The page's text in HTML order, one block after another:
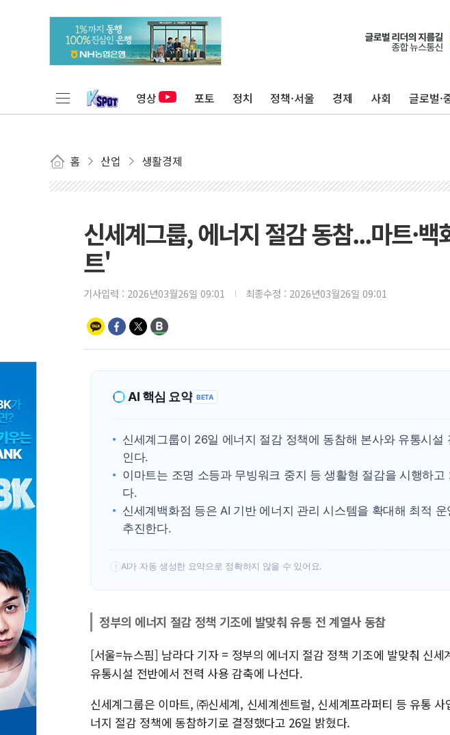
영상 포토 정치 정책·서울 경제 사회 글로벌·
홈 산업 생활경제
신세계그룹, 에너지 절감 동참...마트·
트'
기사입력 : 2026년03월26일 09:01 최종수정 : 2026년03월26일 09:01
AI 핵심 요약 BETA
신세계그룹이 26일 에너지 절감 정책에 동참해 본사와 유통시설
인다.
이마트는 조명 소등과 무빙워크 중지 등 생활형 절감을 시행하
다.
신세계백화점 등은 AI 기반 에너지 관리 시스템을 확대해 최적
추진한다.
! AI가 자동 생성한 요약으로 정확하지 않을 수 있어요.
정부의 에너지 절감 정책 기조에 발맞춰 유통 전 계열사 동참
[서울=뉴스핌] 남라다 기자 = 정부의 에너지 절감 정책 기조에 발맞춰 신세
유통시설 전반에서 전력 사용 감축에 나선다.
신세계그룹은 이마트, ㈜신세계, 신세계센트럴, 신세계프라퍼티 등 유통
너지 절감 정책에 동참하기로 결정했다고 26일 밝혔다.